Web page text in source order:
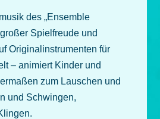
des „Ensemble
Spielfreude und
Originalinstrumenten für
– animiert Kinder und
zum Lauschen und
und Schwingen,